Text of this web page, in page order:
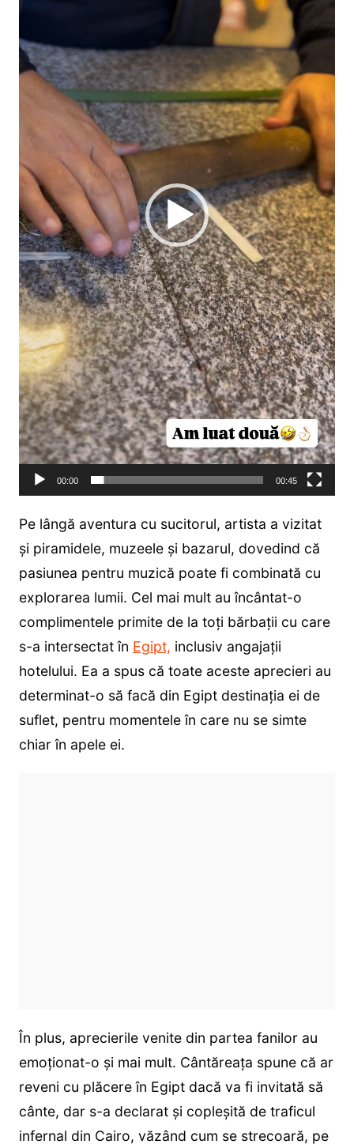
00:00 00:45
Pe lângă aventura cu sucitorul, artista a vizitat
și piramidele, muzeele și bazarul, dovedind că
pasiunea pentru muzică poate fi combinată cu
explorarea lumii. Cel mai mult au încântat-o
complimentele primite de la toți bărbații cu care
s-a intersectat în Egipt, inclusiv angajații
hotelului. Ea a spus că toate aceste aprecieri au
determinat-o să facă din Egipt destinația ei de
suflet, pentru momentele în care nu se simte
chiar în apele ei.
În plus, aprecierile venite din partea fanilor au
emoționat-o și mai mult. Cântăreața spune că ar
reveni cu plăcere în Egipt dacă va fi invitată să
cânte, dar s-a declarat și copleșită de traficul
infernal din Cairo, văzând cum se strecoară, pe